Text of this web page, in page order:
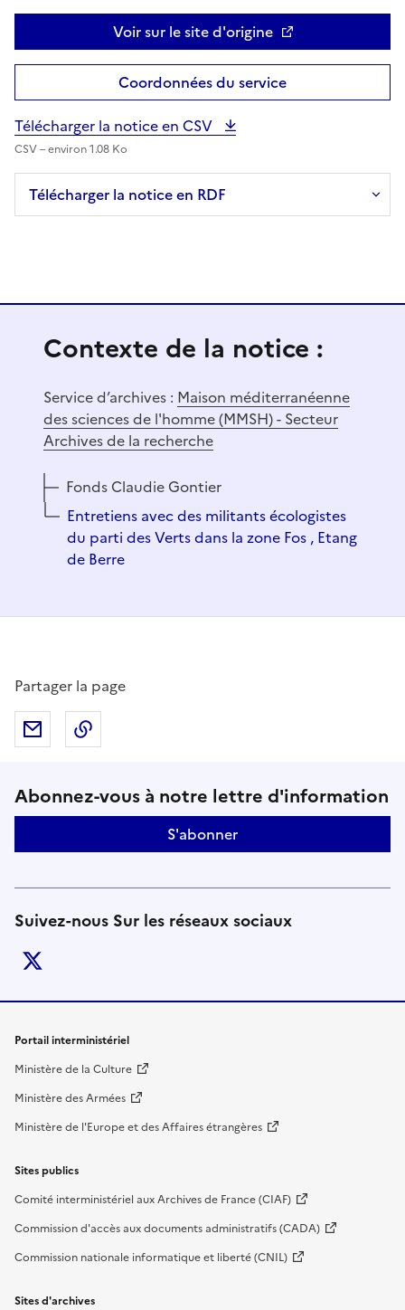
Voir sur le site d'origine
Coordonnées du service
Télécharger la notice en CSV
CSV – environ 1.08 Ko
Télécharger la notice en RDF
Contexte de la notice :
Service d’archives : Maison méditerranéenne
des sciences de l'homme (MMSH) - Secteur
Archives de la recherche
Fonds Claudie Gontier
Entretiens avec des militants écologistes
du parti des Verts dans la zone Fos , Etang
de Berre
Partager la page
Partager par mail
Suivez-nous sur le réseaux
Abonnez-vous à notre lettre d'information
S'abonner
Suivez-nous Sur les réseaux sociaux
Liens de bas de page
Portail interministériel
Ministère de la Culture
Ministère des Armées
Ministère de l'Europe et des Affaires étrangères
Sites publics
Comité interministériel aux Archives de France (CIAF)
Commission d'accès aux documents administratifs (CADA)
Commission nationale informatique et liberté (CNIL)
Sites d'archives